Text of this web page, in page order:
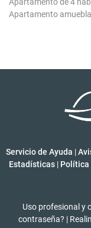
Apartamento
Servicio de Ayuda |
Estadísticas | Política
Uso profesional y
contraseña? |